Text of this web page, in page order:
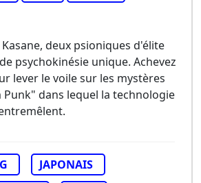
deux psioniques d'élite
psychokinésie unique. Achevez
lever le voile sur les mystères
dans lequel la technologie
JAPONAIS